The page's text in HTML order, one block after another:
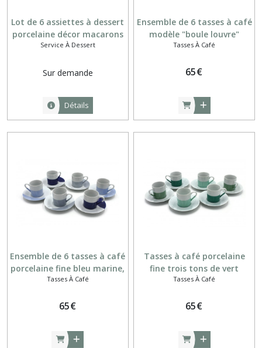
Lot de 6 assiettes à dessert
porcelaine décor macarons
chromo
Service À Dessert
Sur demande
Détails
Ensemble de 6 tasses à café
modèle "boule louvre"
porcelaine fine bleu marine,
Tasses À Café
65€
Ensemble de 6 tasses à café
porcelaine fine bleu marine,
bleu clair et gris bleu
Tasses À Café
65€
Tasses à café porcelaine
fine trois tons de vert
Tasses À Café
65€